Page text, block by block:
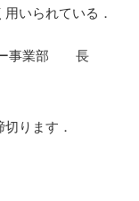
いられている．
ー事業部 長
ります．